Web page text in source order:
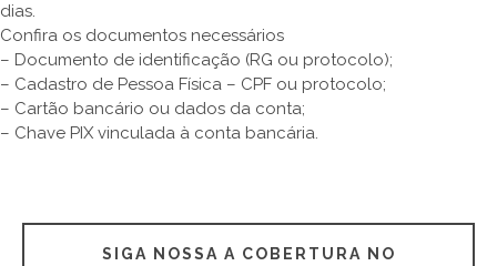
dias.
Confira os documentos necessários
– Documento de identificação (RG ou protocolo);
– Cadastro de Pessoa Física – CPF ou protocolo;
– Cartão bancário ou dados da conta;
– Chave PIX vinculada à conta bancária.
SIGA NOSSA A COBERTURA NO